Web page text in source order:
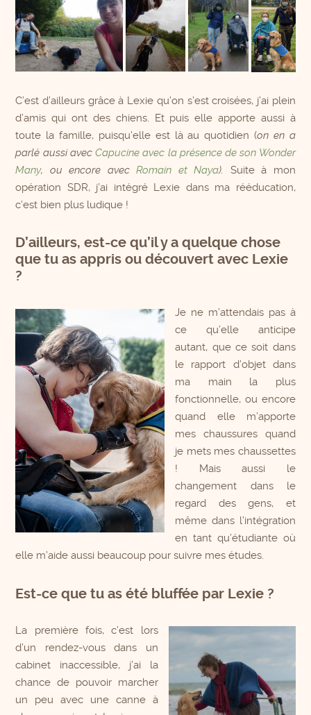
C’est d’ailleurs grâce à Lexie qu’on s’est croisées, j’ai plein
d’amis qui ont des chiens. Et puis elle apporte aussi à
toute la famille, puisqu’elle est là au quotidien (on en a
parlé aussi avecCapucine avec la présence de son Wonder
Many, ou encore avecRomain et Naya).
Suite à mon
opération SDR, j’ai intégré Lexie dans ma rééducation,
c’est bien plus ludique !
D’ailleurs, est-ce qu’il y a quelque chose
que tu as appris ou découvert avec Lexie
?
Je ne m’attendais pas à
ce qu’elle anticipe
autant, que ce soit dans
le rapport d’objet dans
ma main la plus
fonctionnelle, ou encore
quand elle m’apporte
mes chaussures quand
je mets mes chaussettes
! Mais aussi le
changement dans le
regard des gens, et
même dans l’intégration
en tant qu’étudiante où
elle m’aide aussi beaucoup pour suivre mes études.
Est-ce que tu as été bluffée par Lexie ?
La première fois, c’est lors
d’un rendez-vous dans un
cabinet inaccessible, j’ai la
chance de pouvoir marcher
un peu avec une canne à